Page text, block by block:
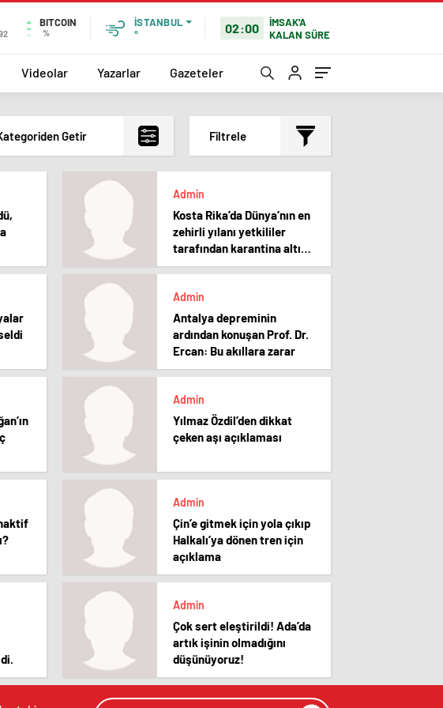
BITCOIN
%
İSTANBUL
°
02:00
İMSAK'A
KALAN SÜRE
Videolar Yazarlar Gazeteler
Getir Filtrele
En çok okunanlar
Yorum Sayısına Göre
En yeniler
En eskiler
Admin
Kosta Rika’da Dünya’nın en
zehirli yılanı yetkililer
tarafından karantina altına
alındı
Admin
Antalya depreminin
ardından konuşan Prof. Dr.
Ercan: Bu akıllara zarar
Admin
Yılmaz Özdil’den dikkat
çeken aşı açıklaması
Admin
Çin’e gitmek için yola çıkıp
Halkalı’ya dönen tren için
açıklama
Admin
Çok sert eleştirildi! Ada’da
artık işinin olmadığını
düşünüyoruz!